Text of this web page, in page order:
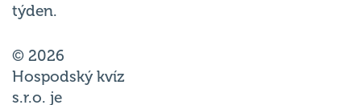
týden.
© 2026
Hospodský kvíz
s.r.o. je